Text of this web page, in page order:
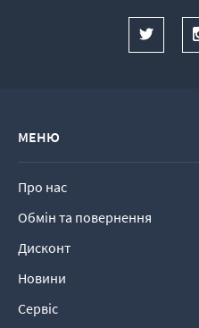
МЕНЮ
Про нас
Обмін та повернення
Дисконт
Новини
Сервіс